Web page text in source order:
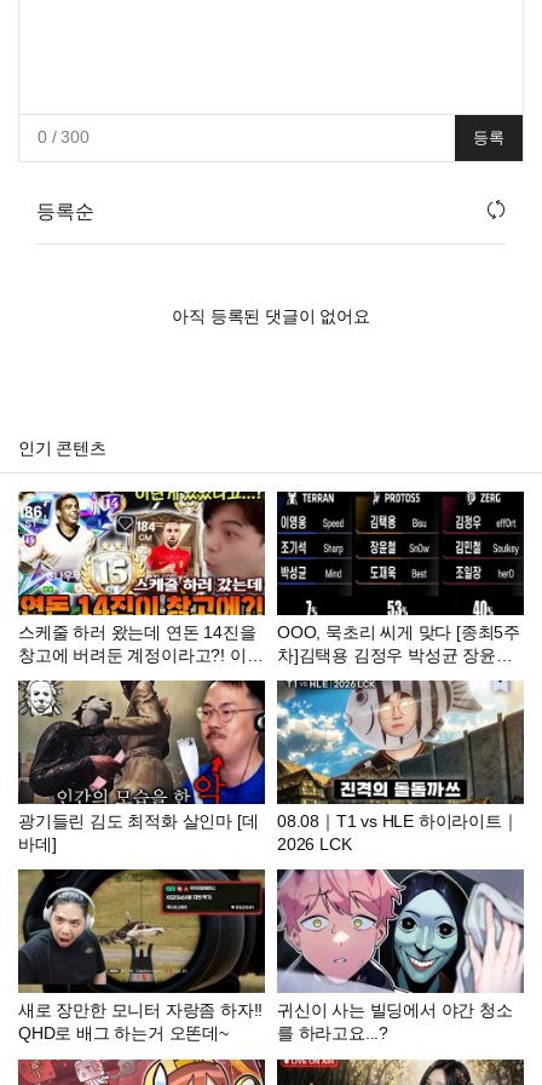
0/ 300 등록
등록순
아직 등록된 댓글이 없어요
인기 콘텐츠
스케줄 하러 왔는데 연돈 14진을
창고에 버려둔 계정이라고?! 이런
건 다 어디서 나온거야 ㄷㄷ | FC
모바일
OOO, 묵초리 씨게 맞다 [종최5주
차]김택용 김정우 박성균 장윤철
김민철 도재욱 조기석 조일장 이
영웅 [KCM 종족최강전 2026, 시
즌3]
광기들린 김도 최적화 살인마 [데
바데]
08.08｜T1 vs HLE 하이라이트｜
2026 LCK
새로 장만한 모니터 자랑좀 하자!!
QHD로 배그 하는거 오똔데~
귀신이 사는 빌딩에서 야간 청소
를 하라고요...?